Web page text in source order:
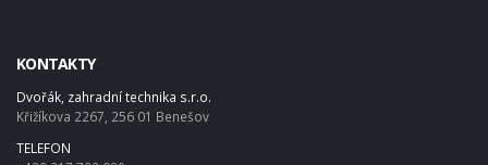
KONTAKTY
Dvořák, zahradní technika s.r.o.
Křižíkova 2267, 256 01 Benešov
TELEFON